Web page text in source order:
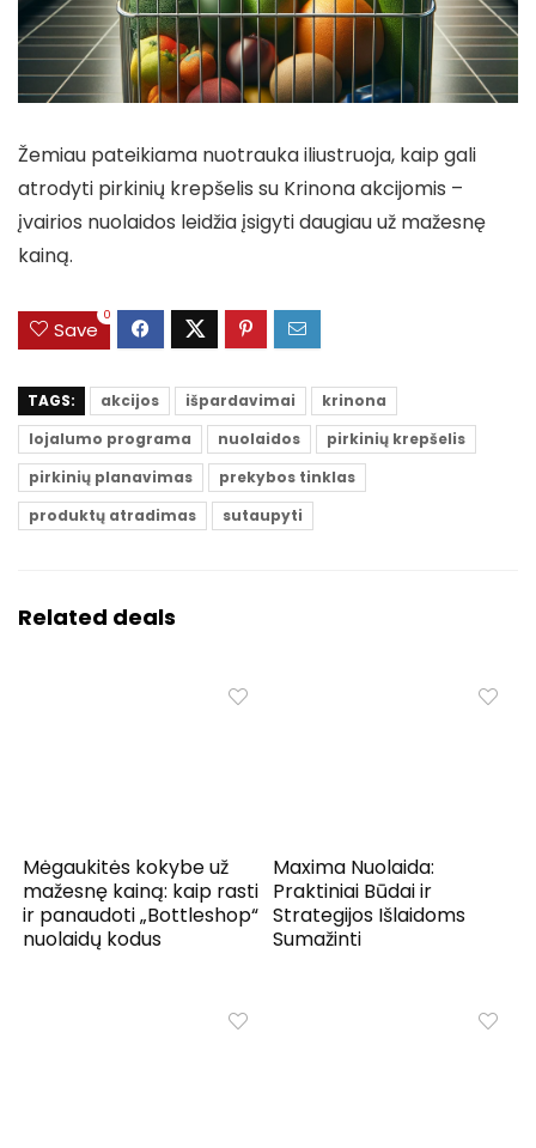
Žemiau pateikiama nuotrauka iliustruoja, kaip gali
atrodyti pirkinių krepšelis su Krinona akcijomis –
įvairios nuolaidos leidžia įsigyti daugiau už mažesnę
kainą.
Save
0
TAGS: akcijos išpardavimai
krinona
lojalumo programa
nuolaidos
pirkinių krepšelis
pirkinių planavimas
prekybos tinklas
produktų atradimas
sutaupyti
Related deals
Mėgaukitės kokybe už
mažesnę kainą: kaip rasti
ir panaudoti „Bottleshop“
nuolaidų kodus
Maxima Nuolaida:
Praktiniai Būdai ir
Strategijos Išlaidoms
Sumažinti